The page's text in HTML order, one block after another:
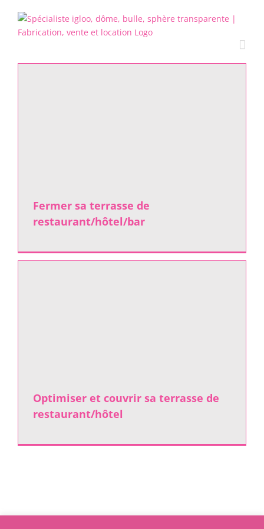
contenu
Fermer sa terrasse de
restaurant/hôtel/bar
Optimiser et couvrir sa terrasse de
restaurant/hôtel